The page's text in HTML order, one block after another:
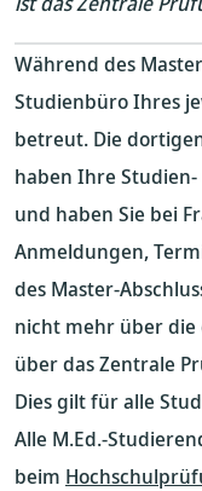
Während des
Studienbüro Ihres
betreut. Die
haben Ihre
und haben Sie bei
Anmeldungen,
des Master-
nicht mehr über die
über das Zentrale
Dies gilt für alle
Alle M.Ed.-
beim